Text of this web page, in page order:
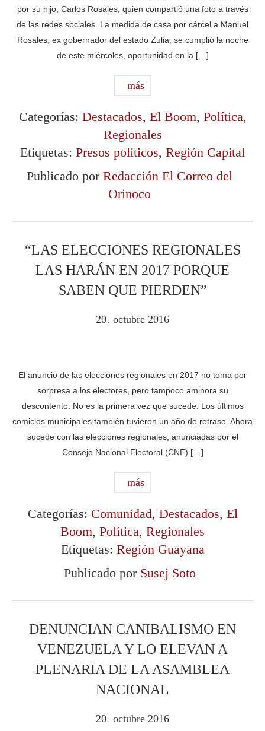
por su hijo, Carlos Rosales, quien compartió una foto a través
de las redes sociales. La medida de casa por cárcel a Manuel
Rosales, ex gobernador del estado Zulia, se cumplió la noche
de este miércoles, oportunidad en la […]
más
Categorías: Destacados, El Boom, Política,
Regionales
Etiquetas: Presos políticos, Región Capital
Publicado por Redacción El Correo del
Orinoco
“LAS ELECCIONES REGIONALES
LAS HARÁN EN 2017 PORQUE
SABEN QUE PIERDEN”
20 . octubre 2016
El anuncio de las elecciones regionales en 2017 no toma por
sorpresa a los electores, pero tampoco aminora su
descontento. No es la primera vez que sucede. Los últimos
comicios municipales también tuvieron un año de retraso. Ahora
sucede con las elecciones regionales, anunciadas por el
Consejo Nacional Electoral (CNE) […]
más
Categorías: Comunidad, Destacados, El
Boom, Política, Regionales
Etiquetas: Región Guayana
Publicado por Susej Soto
DENUNCIAN CANIBALISMO EN
VENEZUELA Y LO ELEVAN A
PLENARIA DE LA ASAMBLEA
NACIONAL
20 . octubre 2016